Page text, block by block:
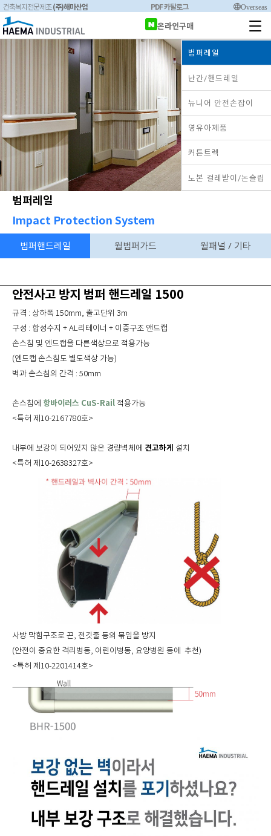
건축복지전문제조(주)해마산업 PDF 카탈로그 Overseas
온라인구매
범퍼레일
난간/핸드레일
뉴니어 안전손잡이
영유아제품
커튼트렉
노본 걸레받이/논슬립
범퍼레일
Impact Protection System
범퍼핸드레일 월범퍼가드 월패널 / 기타
안전사고 방지 범퍼 핸드레일 1500
규격 : 상하폭 150mm, 출고단위 3m
구성 : 합성수지 + AL리테이너 + 이중구조 앤드캡
손스침 및 엔드캡을 다른색상으로 적용가능
(엔드캡 손스침도 별도색상 가능)
벽과 손스침의 간격 : 50mm
손스침에 항바이러스 CuS-Rail 적용가능
<특허 제10-2167780호>
내부에 보강이 되어있지 않은 경량벽체에 견고하게 설치
<특허 제10-2638327호>
사방 막힘구조로 끈, 전깃줄 등의 묶임을 방지
(안전이 중요한 격리병동, 어린이병동, 요양병원 등에 추천)
<특허 제10-2201414호>